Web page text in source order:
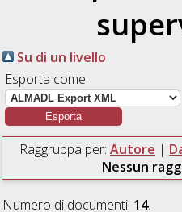
Su di un livello
Esporta come
Raggruppa per: Autore |
Nessun
Numero di documenti: 14.